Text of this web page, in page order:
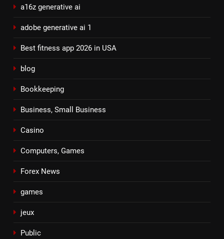
a16z generative ai
adobe generative ai 1
Best fitness app 2026 in USA
blog
Bookkeeping
Business, Small Business
Casino
Computers, Games
Forex News
games
jeux
Public